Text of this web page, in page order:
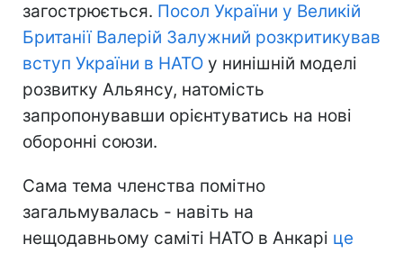
загострюється. Посол України у Великій
Британії Валерій Залужний розкритикував
вступ України в НАТО у нинішній моделі
розвитку Альянсу, натомість
запропонувавши орієнтуватись на нові
оборонні союзи.
Сама тема членства помітно
загальмувалась - навіть на
нещодавньому саміті НАТО в Анкарі це